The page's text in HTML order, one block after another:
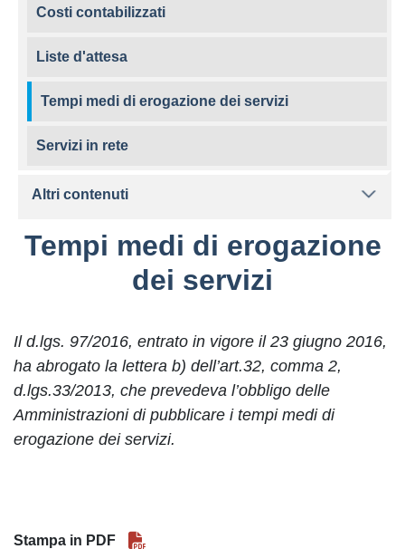
Tempi medi di erogazione
dei servizi
Il d.lgs. 97/2016, entrato in vigore il 23 giugno 2016,
ha abrogato la lettera b) dell’art.32, comma 2,
d.lgs.33/2013, che prevedeva l’obbligo delle
Amministrazioni di pubblicare i tempi medi di
erogazione dei servizi.
Stampa in PDF
Costi contabilizzati
Liste d'attesa
Tempi medi di erogazione dei servizi
Servizi in rete
Altri contenuti